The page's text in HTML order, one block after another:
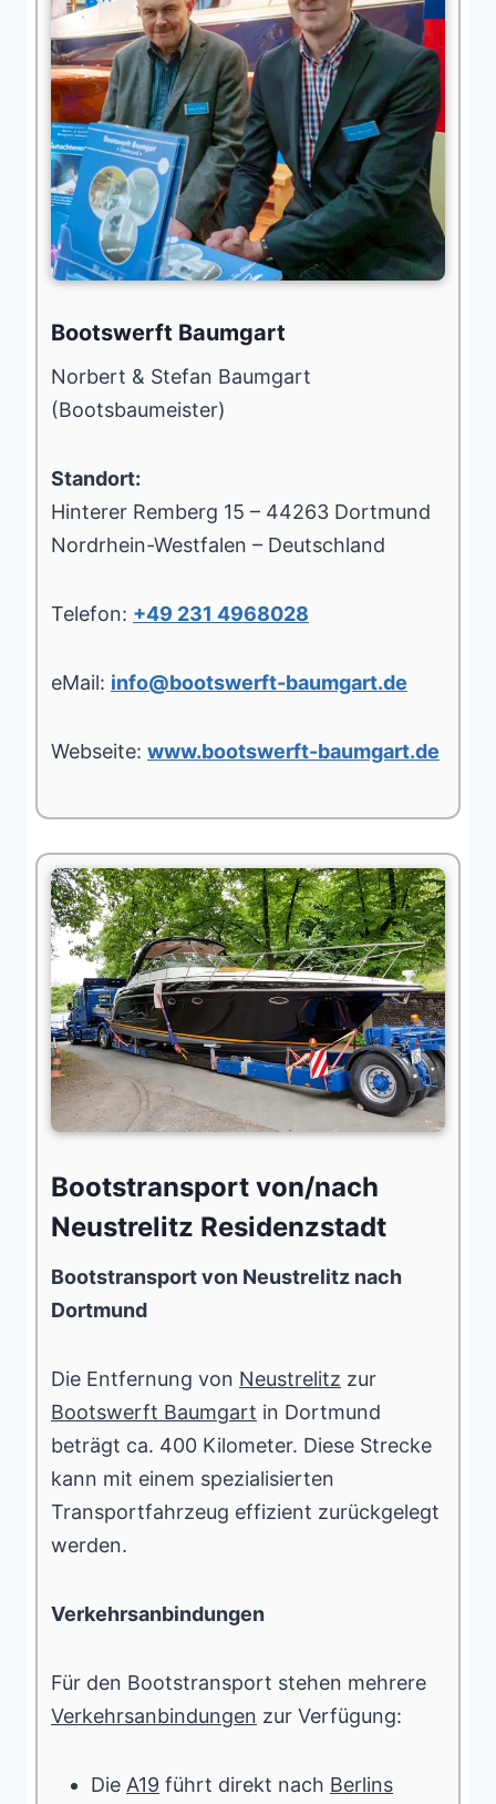
Bootswerft Baumgart
Norbert & Stefan Baumgart
(Bootsbaumeister)
Standort:
Hinterer Remberg 15 – 44263 Dortmund
Nordrhein-Westfalen – Deutschland
Telefon: +49 231 4968028
eMail: info@bootswerft-baumgart.de
Webseite: www.bootswerft-baumgart.de
Bootstransport von/nach
Neustrelitz Residenzstadt
Bootstransport von Neustrelitz nach
Dortmund
Die Entfernung von Neustrelitz zur
Bootswerft Baumgart in Dortmund
beträgt ca. 400 Kilometer. Diese Strecke
kann mit einem spezialisierten
Transportfahrzeug effizient zurückgelegt
werden.
Verkehrsanbindungen
Für den Bootstransport stehen mehrere
Verkehrsanbindungen zur Verfügung:
Die A19 führt direkt nach Berlins